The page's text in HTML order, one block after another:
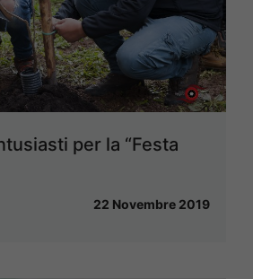
per la “Festa
22 Novembre 2019